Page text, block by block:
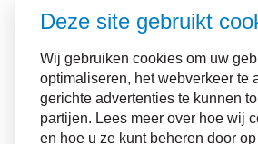
Deze site gebruikt
Wij gebruiken cookies om uw
optimaliseren, het webverkeer te
gerichte advertenties te kunnen
partijen. Lees meer over hoe wij
en hoe u ze kunt beheren door